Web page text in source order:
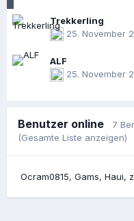
Trekkerling
25. November
ALF
25. November
Benutzer online 7
(Gesamte Liste anzeigen)
Ocram0815 Gams Haui